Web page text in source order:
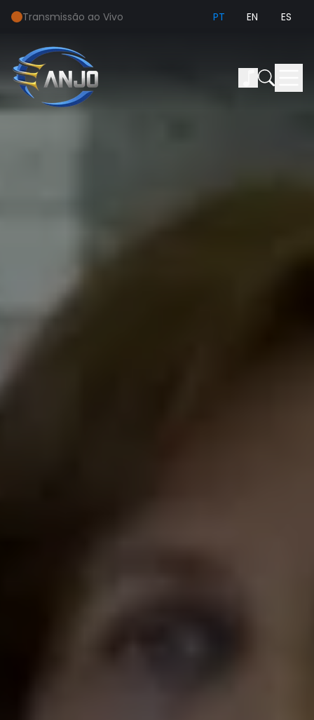
Transmissão ao Vivo PT EN ES